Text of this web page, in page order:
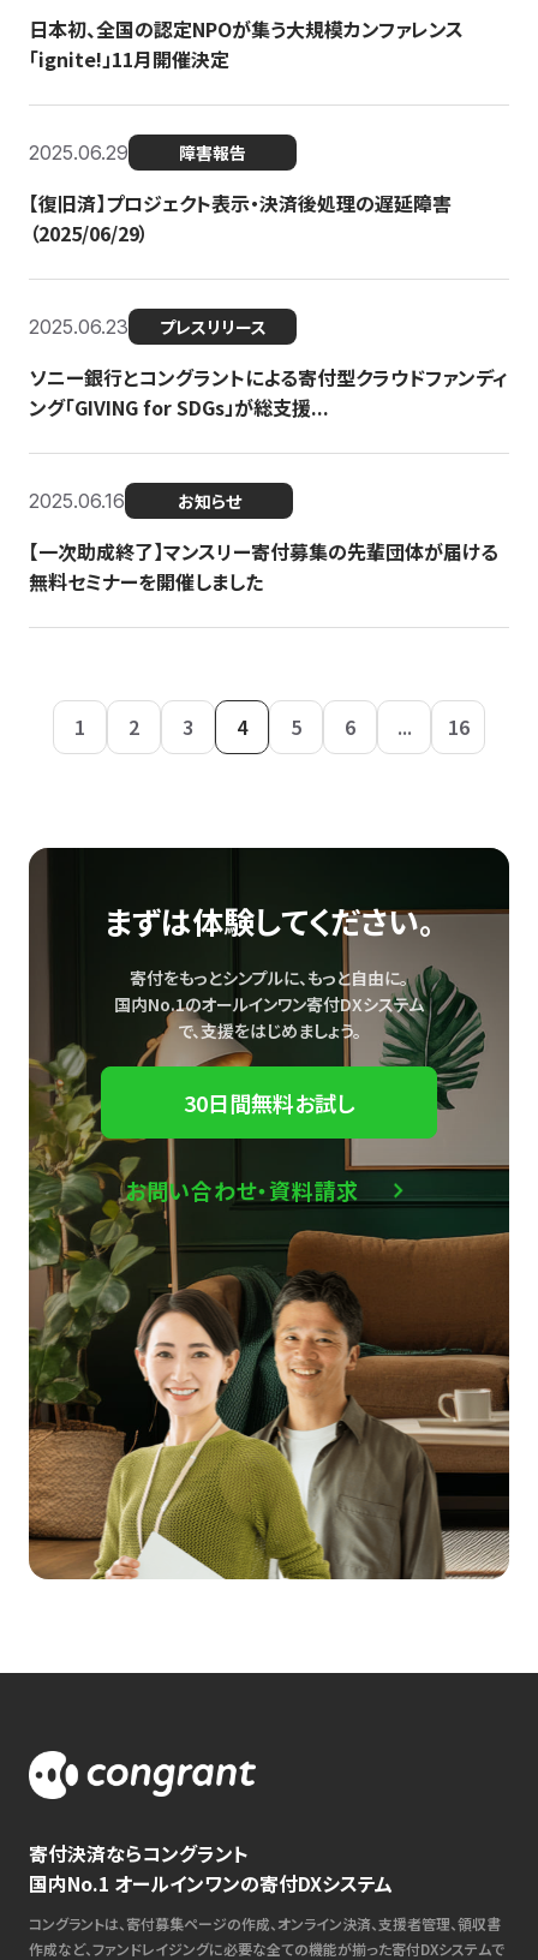
日本初、全国の認定NPOが集う大規模カンファレンス
「ignite!」11月開催決定
2025.06.29 障害報告
【復旧済】プロジェクト表示・決済後処理の遅延障害
（2025/06/29）
2025.06.23 プレスリリース
ソニー銀行とコングラントによる寄付型クラウドファンディ
ング「GIVING for SDGs」が総支援...
2025.06.16 お知らせ
【一次助成終了】マンスリー寄付募集の先輩団体が届ける
無料セミナーを開催しました
1 2 3 4 5 6 ... 16
まずは体験してください。
寄付をもっとシンプルに、もっと自由に。
国内No.1のオールインワン寄付DXシステム
で、支援をはじめましょう。
30日間無料お試し
お問い合わせ・資料請求
寄付決済ならコングラント
国内No.1 オールインワンの寄付DXシステム
コングラントは、寄付募集ページの作成、オンライン決済、支援者管理、領収書
作成など、ファンドレイジングに必要な全ての機能が揃った寄付DXシステムで